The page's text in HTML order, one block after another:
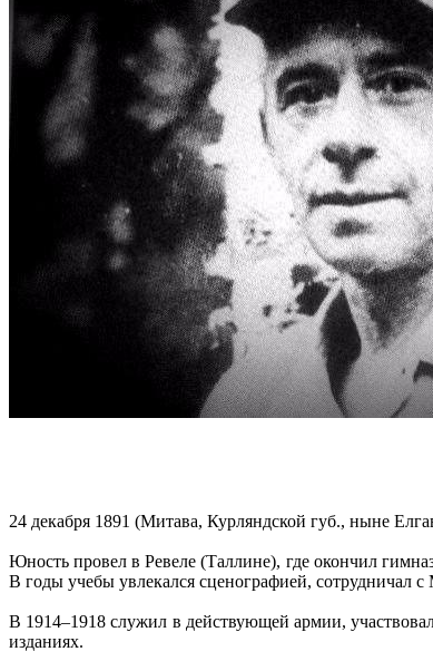
24 декабря 1891 (Митава, Курляндской губ., ныне
Юность провел в Ревеле (Таллине), где окончил
В годы учебы увлекался сценографией, сотрудничал
В 1914–1918 служил в действующей армии,
изданиях.